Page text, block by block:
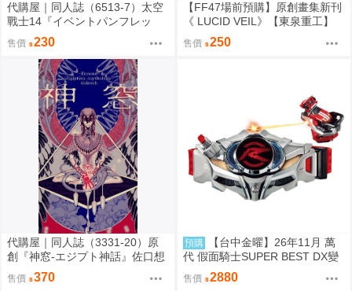
代購屋｜同人誌（6513-7）太空
戰士14『イベントパンフレッ
ト』【頭割り】運営 なては
售價 230
【FF47場前預購】原創畫集新刊
《 LUCID VEIL》【東泉重工】
售價 250
代購屋｜同人誌（3331-20）原
創『神窓-エジプト神話』佐口想
售價 370
預購
【台中金曜】26年11月 萬
代 假面騎士SUPER BEST DX變
身腰帶Drive驅動器&移速手鐲 再
版 0814
售價 2880